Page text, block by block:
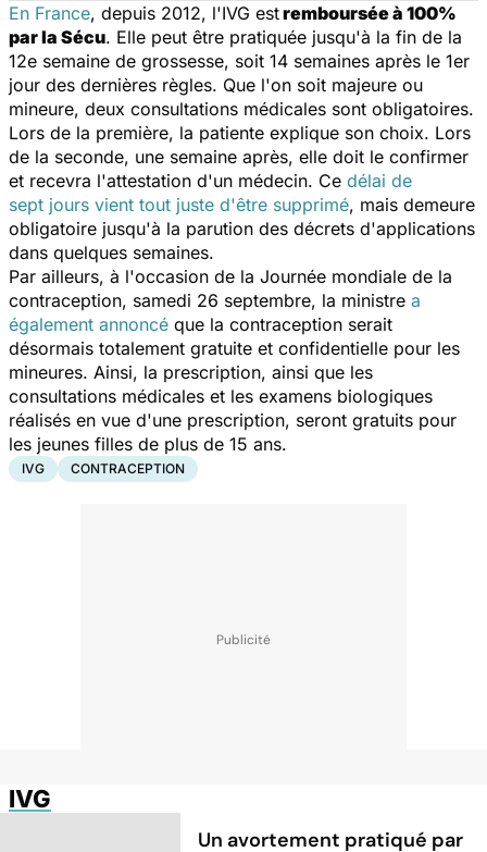
En France, depuis 2012, l'IVG estremboursée à 100%
par la Sécu. Elle peut être pratiquée jusqu'à la fin de la
12e semaine de grossesse, soit 14 semaines après le 1er
jour des dernières règles. Que l'on soit majeure ou
mineure, deux consultations médicales sont obligatoires.
Lors de la première, la patiente explique son choix. Lors
de la seconde, une semaine après, elle doit le confirmer
et recevra l'attestation d'un médecin. Ce délai de
sept jours vient tout juste d'être supprimé, mais demeure
obligatoire jusqu'à la parution des décrets d'applications
dans quelques semaines.
Par ailleurs, à l'occasion de la Journée mondiale de la
contraception, samedi 26 septembre, la ministre a
également annoncé que la contraception serait
désormais totalement gratuite et confidentielle pour les
mineures. Ainsi, la prescription, ainsi que les
consultations médicales et les examens biologiques
réalisés en vue d'une prescription, seront gratuits pour
les jeunes filles de plus de 15 ans.
IVG CONTRACEPTION
IVG
Un avortement pratiqué par